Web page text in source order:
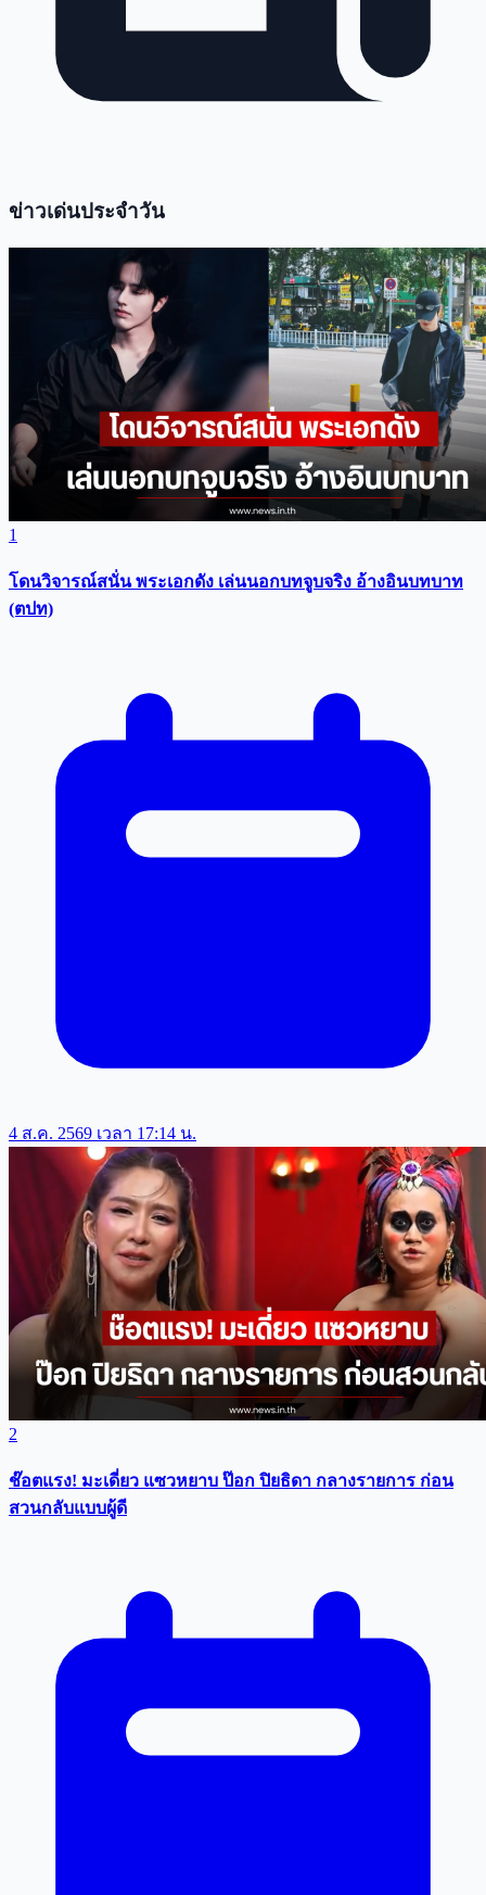
ข่าวเด่นประจำวัน
1
โดนวิจารณ์สนั่น พระเอกดัง เล่นนอกบทจูบจริง อ้างอินบทบาท
(ตปท)
4 ส.ค. 2569 เวลา 17:14 น.
2
ช๊อตแรง! มะเดี่ยว แซวหยาบ ป๊อก ปิยธิดา กลางรายการ ก่อน
สวนกลับแบบผู้ดี